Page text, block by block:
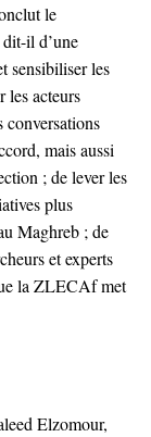
le
il d’une
sensibiliser les
les acteurs
conversations
mais aussi
; de lever les
plus
Maghreb ; de
et experts
la ZLECAf met
Elzomour,